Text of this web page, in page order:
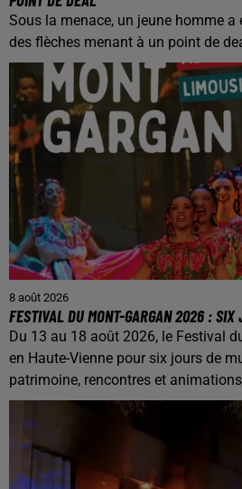
Sous la menace, un jeune homme
des flèches menant à un point de
8 août 2026
FESTIVAL DU MONT-GARGAN 2026 : SIX
Du 13 au 18 août 2026, le Festival
en Haute-Vienne pour six jours de
patrimoine, rencontres et